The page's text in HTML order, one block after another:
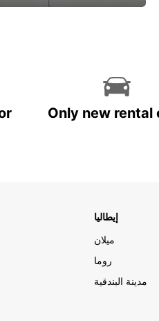
Only new rental
إيطاليا
ميلان
روما
مدينة البندقية